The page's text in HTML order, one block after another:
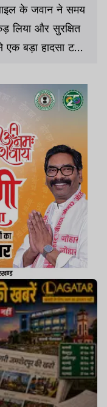
के जवान ने समय
लिया और सुरक्षित
एक बड़ा हादसा टल